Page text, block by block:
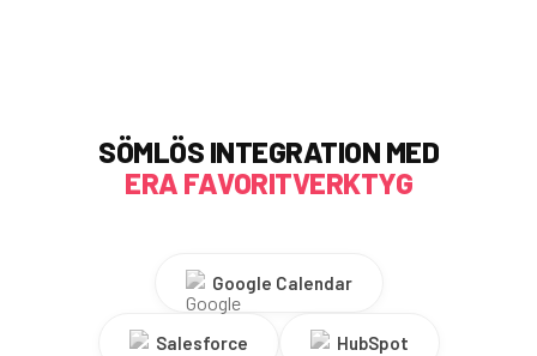
SÖMLÖS INTEGRATION MED
ERA FAVORITVERKTYG
Google Calendar
Salesforce HubSpot